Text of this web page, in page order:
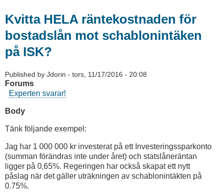
Kvitta HELA räntekostnaden för
bostadslån mot schablonintäken
på ISK?
Published by Jdorin - tors, 11/17/2016 - 20:08
Forums
Experten svarar!
Body
Tänk följande exempel:
Jag har 1 000 000 kr investerat på ett Investeringssparkonto
(summan förändras inte under året) och statslåneräntan
ligger på 0,65%. Regeringen har också skapat ett nytt
påslag när det gäller uträkningen av schablonintäkten på
0.75%.